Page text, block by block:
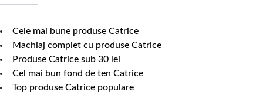
Cele mai bune produse Catrice
Machiaj complet cu produse Catrice
Produse Catrice sub 30 lei
Cel mai bun fond de ten Catrice
Top produse Catrice populare